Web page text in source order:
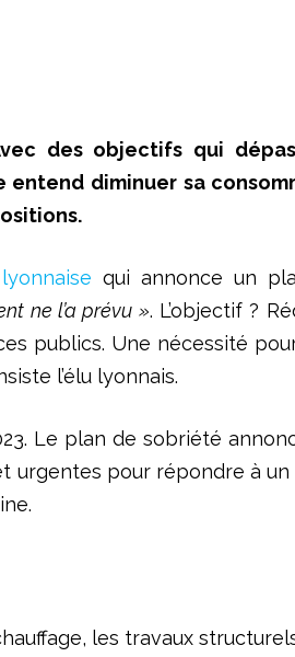
des objectifs qui
diminuer sa
qui annonce un
ne l’a prévu ». L’objectif ?
publics. Une nécessité
l’élu lyonnais.
Le plan de sobriété
urgentes pour répondre à
les travaux